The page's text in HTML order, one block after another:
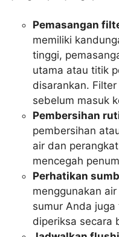
Pemasangan
memiliki
tinggi,
utama atau titik
disarankan.
sebelum masuk
Pembersihan
pembersihan
air dan
mencegah
Perhatikan
menggunakan
sumur Anda
diperiksa secara